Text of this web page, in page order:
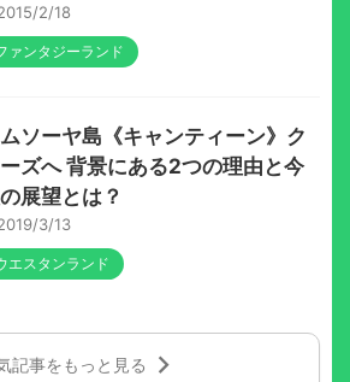
2/18
ァンタジーランド
ムソーヤ島《キャンティーン》ク
ズへ 背景にある2つの理由と今
展望とは？
3/13
エスタンランド
記事をもっと見る